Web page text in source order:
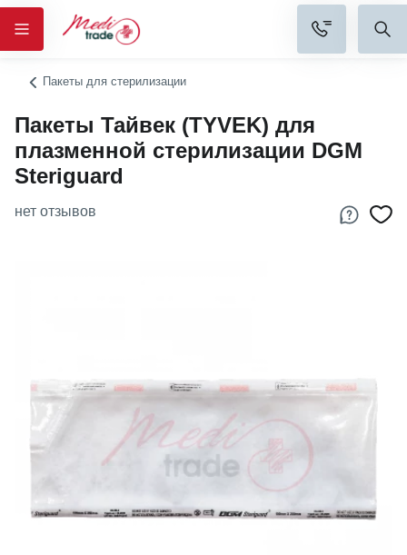
Пакеты для стерилизации
Пакеты Тайвек (TYVEK) для
плазменной стерилизации DGM
Steriguard
нет отзывов